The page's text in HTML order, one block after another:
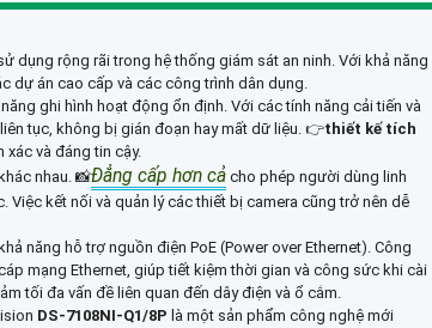
dụng rộng rãi trong hệ thống giám sát an ninh. Với khả năng
dự án cao cấp và các công trình dân dụng.
ghi hình hoạt động ổn định. Với các tính năng cải tiến và
tục, không bị gián đoạn hay mất dữ liệu. 👉thiết kế tích
và đáng tin cậy.
nhau. 📸Đẳng cấp hơn cả cho phép người dùng linh
kết nối và quản lý các thiết bị camera cũng trở nên dễ
năng hỗ trợ nguồn điện PoE (Power over Ethernet). Công
mạng Ethernet, giúp tiết kiệm thời gian và công sức khi cài
tối đa vấn đề liên quan đến dây điện và ổ cắm.
DS-7108NI-Q1/8P là một sản phẩm công nghệ mới